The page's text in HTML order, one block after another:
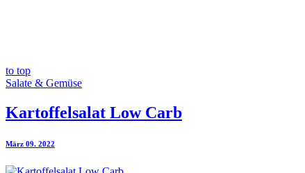
to top
Salate & Gemüse
Kartoffelsalat Low Carb
März 09. 2022